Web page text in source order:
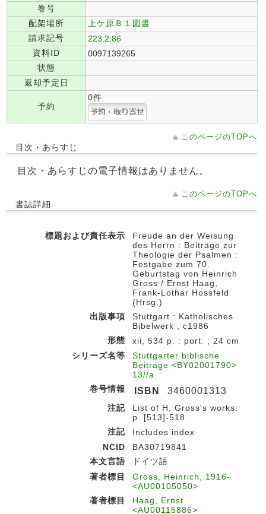
巻号
配架場所
上ケ原Ｂ１図書
請求記号
223.2:86
資料ID
0097139265
状態
返却予定日
予約
0件
このページのTOPへ
目次・あらすじ
目次・あらすじの電子情報はありません。
このページのTOPへ
書誌詳細
標題および責任表示
Freude an der Weisung
des Herrn : Beiträge zur
Theologie der Psalmen :
Festgabe zum 70.
Geburtstag von Heinrich
Gross / Ernst Haag,
Frank-Lothar Hossfeld
(Hrsg.)
出版事項
Stuttgart : Katholisches
Bibelwerk , c1986
形態
xii, 534 p. : port. ; 24 cm
シリーズ名等
Stuttgarter biblische
Beiträge <BY02001790>
13//a
巻号情報
ISBN 3460001313
注記
List of H. Gross's works:
p. [513]-518
注記
Includes index
NCID
BA30719841
本文言語
ドイツ語
著者標目
Gross, Heinrich, 1916-
<AU00105050>
著者標目
Haag, Ernst
<AU00115886>